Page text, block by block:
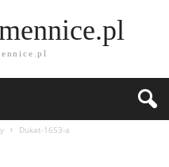
Dukat-1653-a